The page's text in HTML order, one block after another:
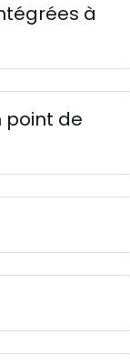
à
point de